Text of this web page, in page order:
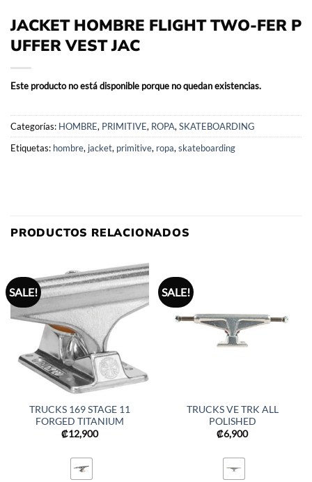
JACKET HOMBRE FLIGHT TWO-FER P
UFFER VEST JAC
Este producto no está disponible porque no quedan existencias.
Categorías: HOMBRE, PRIMITIVE, ROPA, SKATEBOARDING
Etiquetas: hombre, jacket, primitive, ropa, skateboarding
PRODUCTOS RELACIONADOS
SALE!
TRUCKS 169 STAGE 11
FORGED TITANIUM
₡12,900
SALE!
TRUCKS VE TRK ALL
POLISHED
₡6,900